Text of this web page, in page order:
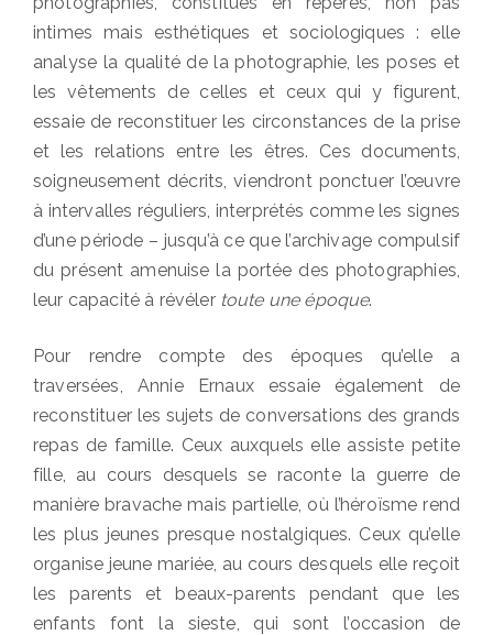
intimes mais esthétiques et sociologiques : elle
analyse la qualité de la photographie, les poses et
les vêtements de celles et ceux qui y figurent,
essaie de reconstituer les circonstances de la prise
et les relations entre les êtres. Ces documents,
soigneusement décrits, viendront ponctuer l’œuvre
à intervalles réguliers, interprétés comme les signes
d’une période – jusqu’à ce que l’archivage compulsif
du présent amenuise la portée des photographies,
leur capacité à révéler toute une époque.
Pour rendre compte des époques qu’elle a
traversées, Annie Ernaux essaie également de
reconstituer les sujets de conversations des grands
repas de famille. Ceux auxquels elle assiste petite
fille, au cours desquels se raconte la guerre de
manière bravache mais partielle, où l’héroïsme rend
les plus jeunes presque nostalgiques. Ceux qu’elle
organise jeune mariée, au cours desquels elle reçoit
les parents et beaux-parents pendant que les
enfants font la sieste, qui sont l’occasion de